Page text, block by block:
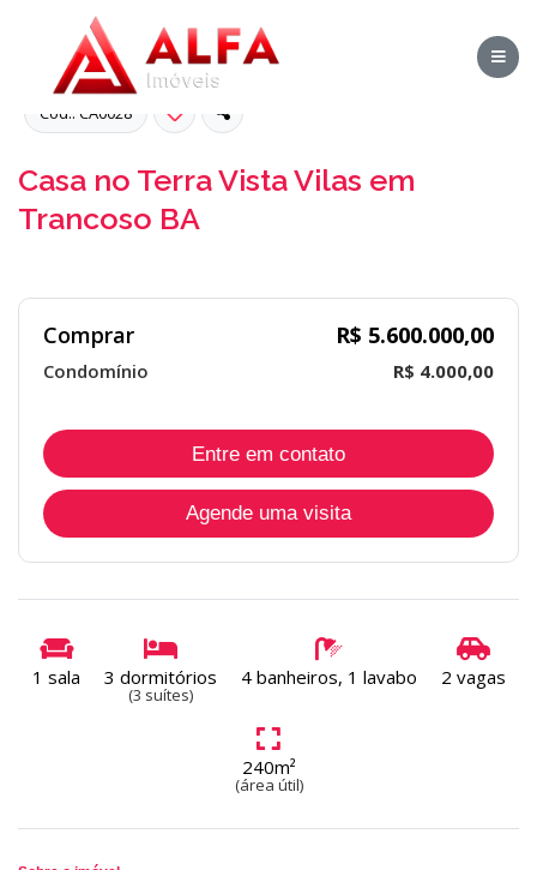
Cód.: CA0028
Casa no Terra Vista Vilas em
Trancoso BA
Comprar R$ 5.600.000,00
Condomínio R$ 4.000,00
Entre em contato
Agende uma visita
1 sala 3 dormitórios
(3 suítes)
4 banheiros, 1 lavabo 2 vagas
240m²
(área útil)